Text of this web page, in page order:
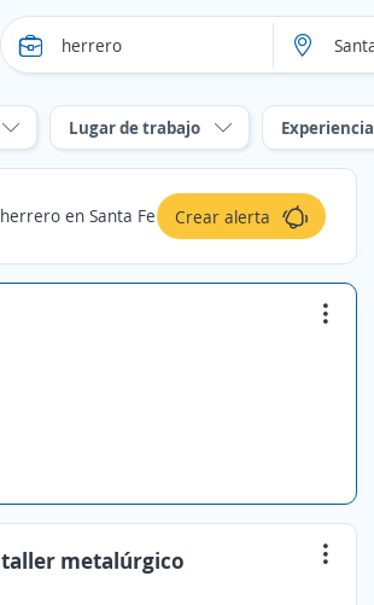
Lugar de trabajo Experiencia
en Santa Fe Crear alerta
metalúrgico